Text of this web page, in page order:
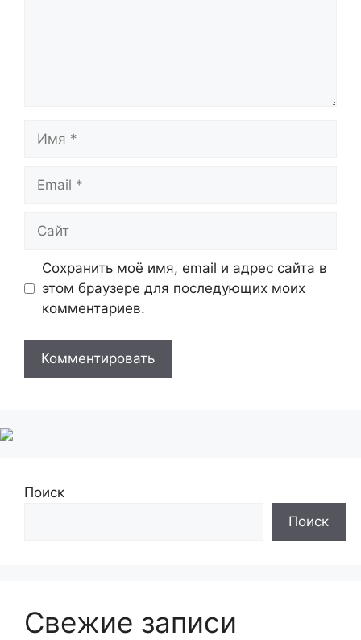
Имя
Email
Сайт
Сохранить моё имя, email и адрес сайта в
этом браузере для последующих моих
комментариев.
Поиск
Поиск
Свежие записи